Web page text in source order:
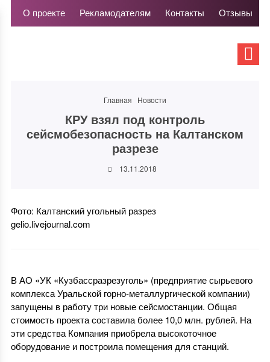
О проекте Рекламодателям Контакты Отзывы
Главная Новости
КРУ взял под контроль
сейсмобезопасность на Калтанском
разрезе
13.11.2018
Фото: Калтанский угольный разрез
gelio.livejournal.com
В АО «УК «Кузбассразрезуголь» (предприятие сырьевого
комплекса Уральской горно-металлургической компании)
запущены в работу три новые сейсмостанции. Общая
стоимость проекта составила более 10,0 млн. рублей. На
эти средства Компания приобрела высокоточное
оборудование и построила помещения для станций.